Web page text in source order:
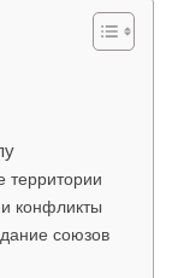
конфликты
союзов